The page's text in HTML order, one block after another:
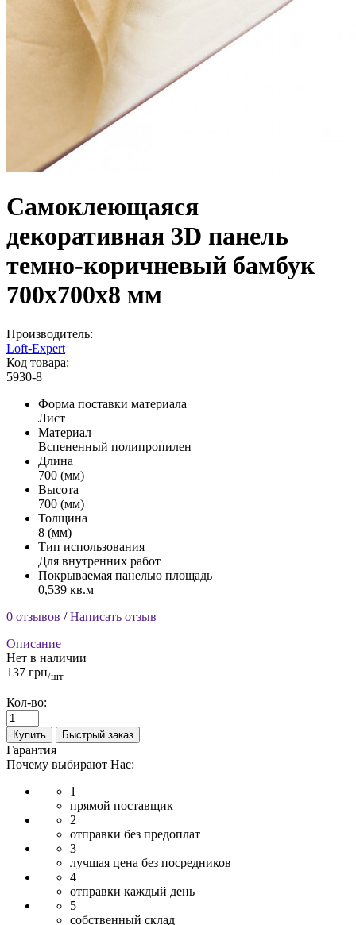
Самоклеющаяся
декоративная 3D панель
темно-коричневый бамбук
700x700x8 мм
Производитель:
Loft-Expert
Код товара:
5930-8
Форма поставки материала
Лист
Материал
Вспененный полипропилен
Длина
700 (мм)
Высота
700 (мм)
Толщина
8 (мм)
Тип использования
Для внутренних работ
Покрываемая панелью площадь
0,539 кв.м
0 отзывов /Написать отзыв
Описание
Нет в наличии
137 грн/шт
Кол-во:
Купить Быстрый заказ
Гарантия
Почему выбирают Нас:
1
прямой поставщик
2
отправки без предоплат
3
лучшая цена без посредников
4
отправки каждый день
5
собственный склад